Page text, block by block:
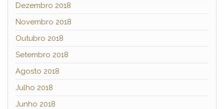
Dezembro 2018
Novembro 2018
Outubro 2018
Setembro 2018
Agosto 2018
Julho 2018
Junho 2018